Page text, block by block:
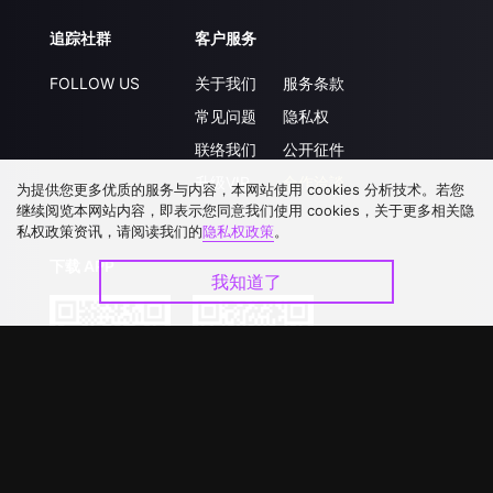
追踪社群
FOLLOW US
客户服务
关于我们
常见问题
联络我们
升级VIP
服务条款
隐私权
公开征件
合作洽談
下载 APP
为提供您更多优质的服务与内容，本网站使用 cookies 分析技术。若您
继续阅览本网站内容，即表示您同意我们使用 cookies，关于更多相关隐
私权政策资讯，请阅读我们的隐私权政策。
我知道了